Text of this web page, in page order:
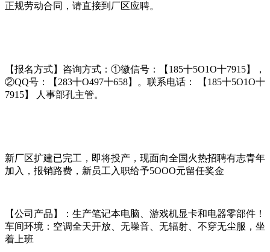
正规劳动合同，请直接到厂区应聘。
【报名方式】咨询方式：①徽信号：【185十5O1O十7915】，
②QQ号：【283十O497十658】。联系电话： 【185十5O1O十
7915】 人事部孔主管。
新厂区扩建已完工，即将投产，现面向全国火热招聘有志青年
加入，报销路费，新员工入职给予5OOO元留任奖金
【公司产品】：生产笔记本电脑、游戏机显卡和电器零部件！
车间环境：空调全天开放、无噪音、无辐射、不穿无尘服，坐
着上班